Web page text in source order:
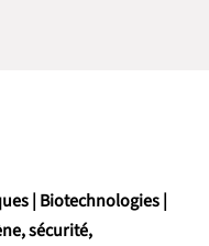
| Biotechnologies |
sécurité,